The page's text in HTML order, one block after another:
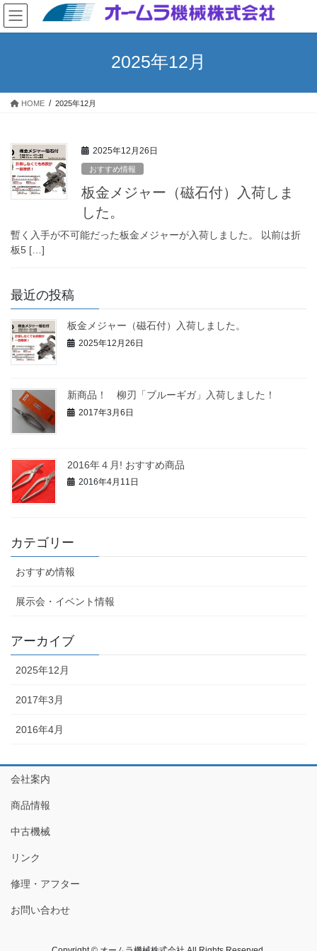
コ
ン
テ
ス
ナ
ビ
ゲ
ン
2025年12月
HOME 2025年12月
2025年12月26日
おすすめ情報
板金メジャー（磁石付）入荷しま
した。
暫く入手が不可能だった板金メジャーが入荷しました。 以前は折
板5 […]
最近の投稿
板金メジャー（磁石付）入荷しました。
2025年12月26日
新商品！ 柳刃「ブルーギガ」入荷しました！
2017年3月6日
2016年４月! おすすめ商品
2016年4月11日
カテゴリー
おすすめ情報
展示会・イベント情報
アーカイブ
2025年12月
2017年3月
2016年4月
会社案内
商品情報
中古機械
リンク
修理・アフター
お問い合わせ